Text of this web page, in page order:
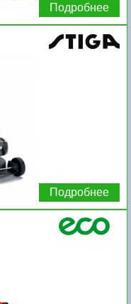
Подробнее
Подробнее